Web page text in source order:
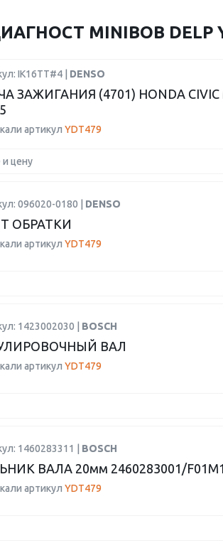
MINIBOB DELP
IK16TT#4 | DENSO
ЗАЖИГАНИЯ (4701) HONDA CIVIC
артикул YDT479
и цену
096020-0180 | DENSO
ОБРАТКИ
артикул YDT479
1423002030 | BOSCH
ВАЛ
артикул YDT479
1460283311 | BOSCH
ВАЛА 20мм 2460283001/
артикул YDT479